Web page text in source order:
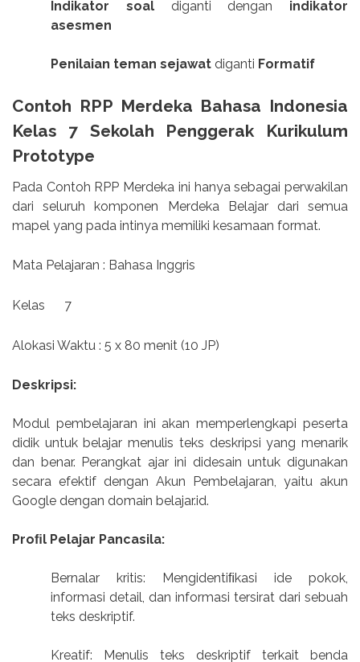
Indikator soaldiganti dengan indikator
asesmen
Penilaian teman sejawat diganti Formatif
Contoh RPP Merdeka Bahasa Indonesia
Kelas 7 Sekolah Penggerak Kurikulum
Prototype
Pada Contoh RPP Merdeka ini hanya sebagai perwakilan
dari seluruh komponen Merdeka Belajar dari semua
mapel yang pada intinya memiliki kesamaan format.
Mata Pelajaran : Bahasa Inggris
Kelas 7
Alokasi Waktu : 5 x 80 menit (10 JP)
Deskripsi:
Modul pembelajaran ini akan memperlengkapi peserta
didik untuk belajar menulis teks deskripsi yang menarik
dan benar. Perangkat ajar ini didesain untuk digunakan
secara efektif dengan Akun Pembelajaran, yaitu akun
Google dengan domain belajar.id.
Proﬁl Pelajar Pancasila:
Bernalar kritis: Mengidentiﬁkasi ide pokok,
informasi detail, dan informasi tersirat dari sebuah
teks deskriptif.
Kreatif: Menulis teks deskriptif terkait benda